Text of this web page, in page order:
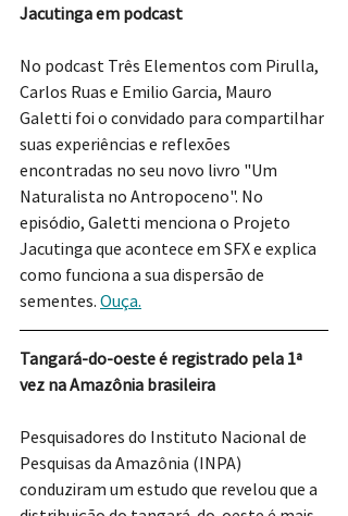
Jacutinga em podcast
No podcast Três Elementos com Pirulla,
Carlos Ruas e Emilio Garcia, Mauro
Galetti foi o convidado para compartilhar
suas experiências e reflexões
encontradas no seu novo livro "Um
Naturalista no Antropoceno". No
episódio, Galetti menciona o Projeto
Jacutinga que acontece em SFX e explica
como funciona a sua dispersão de
sementes. Ouça.
Tangará-do-oeste é registrado pela 1ª
vez na Amazônia brasileira
Pesquisadores do Instituto Nacional de
Pesquisas da Amazônia (INPA)
conduziram um estudo que revelou que a